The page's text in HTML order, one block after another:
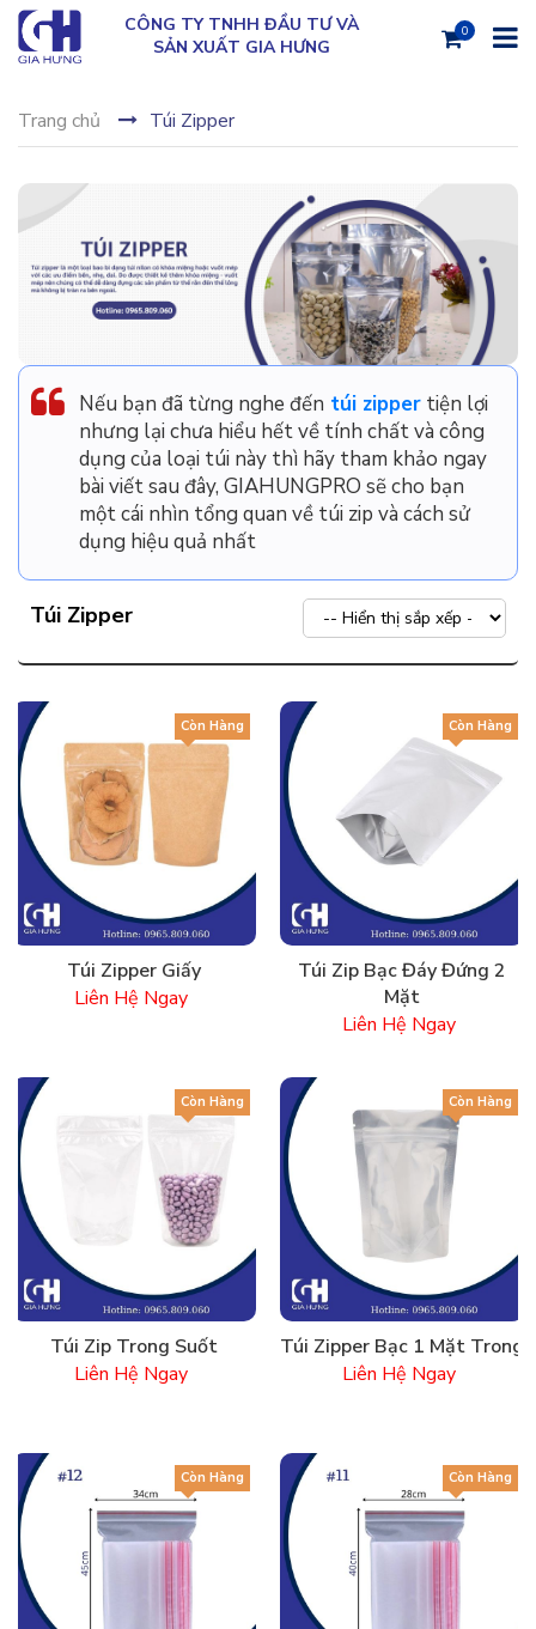
CÔNG TY TNHH ĐẦU TƯ VÀ
SẢN XUẤT GIA HƯNG
0
Trang chủ Túi Zipper
Nếu bạn đã từng nghe đến túi zipper tiện lợi
nhưng lại chưa hiểu hết về tính chất và công
dụng của loại túi này thì hãy tham khảo ngay
bài viết sau đây, GIAHUNGPRO sẽ cho bạn
một cái nhìn tổng quan về túi zip và cách sử
dụng hiệu quả nhất
Túi Zipper
Còn Hàng
Túi Zipper Giấy
Liên Hệ Ngay
Còn Hàng
Túi Zip Bạc Đáy Đứng 2
Mặt
Liên Hệ Ngay
Còn Hàng
Túi Zip Trong Suốt
Liên Hệ Ngay
Còn Hàng
Túi Zipper Bạc 1 Mặt Trong
Liên Hệ Ngay
Còn Hàng Còn Hàng